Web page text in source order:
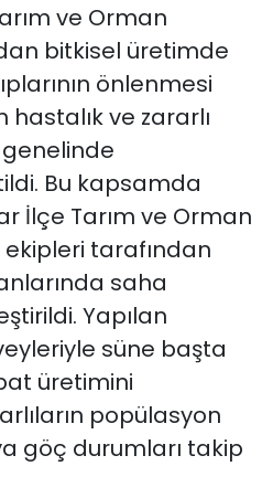
ve Orman
bitkisel üretimde
önlenmesi
ve zararlı
genelinde
Bu kapsamda
İlçe Tarım ve Orman
tarafından
saha
Yapılan
süne başta
üretimini
popülasyon
göç durumları takip